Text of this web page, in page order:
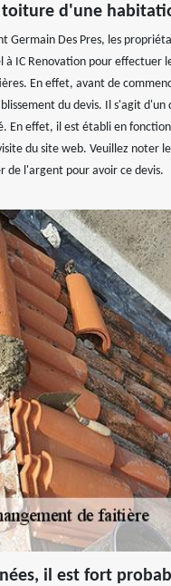
toiture d'une
Germain Des Pres, les
à IC Renovation pour effectuer
En effet, avant de
du devis. Il s'agit d'un
En effet, il est établi en
du site web. Veuillez noter
de l'argent pour avoir ce devis.
il est fort